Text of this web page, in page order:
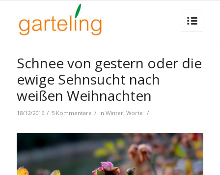
Schnee von gestern oder die
ewige Sehnsucht nach
weißen Weihnachten
18/12/2016 / 5 Kommentare / in Winter, Worte /